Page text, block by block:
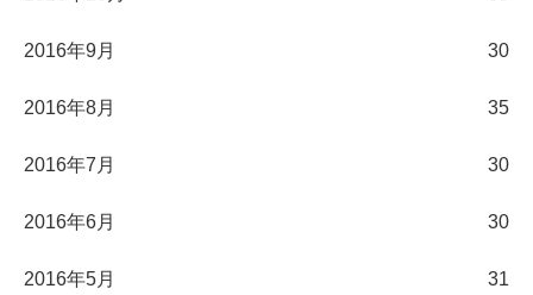
2016年9月 30
2016年8月 35
2016年7月 30
2016年6月 30
2016年5月 31